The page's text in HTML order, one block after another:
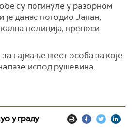
овим тешким тренуцима",
су погинуле у разорном
је данас погодио Јапан,
полиција, преноси
најмање шест особа за које
испод рушевина.
у граду